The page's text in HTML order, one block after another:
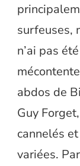
surfeuses,
n’ai pas
abdos de
Guy
cannelés
variées.